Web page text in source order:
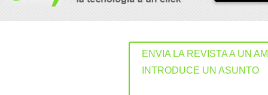
ENVIA LA REVISTA A UN
INTRODUCE UN ASUNTO